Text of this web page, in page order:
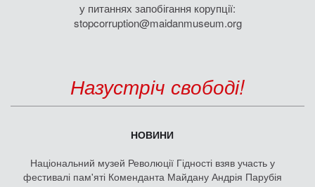
у питаннях запобігання корупції:
stopcorruption@maidanmuseum.org
Назустріч свободі!
НОВИНИ
Національний музей Революції Гідності взяв участь у
фестивалі пам'яті Коменданта Майдану Андрія Парубія